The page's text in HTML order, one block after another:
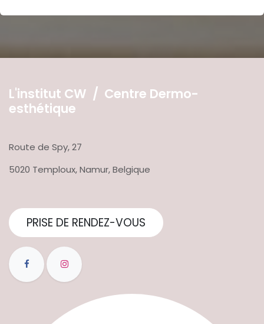
L'institut CW / Centre Dermo-
esthétique
Route de Spy, 27
5020 Temploux, Namur, Belgique
PRISE DE RENDEZ-VOUS